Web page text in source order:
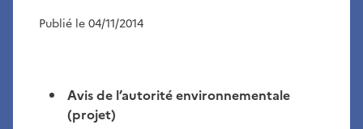
Publié le 04/11/2014
Avis de l’autorité environnementale
(projet)